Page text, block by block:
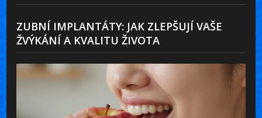
ZUBNÍ IMPLANTÁTY: JAK ZLEPŠUJÍ VAŠE
ŽVÝKÁNÍ A KVALITU ŽIVOTA